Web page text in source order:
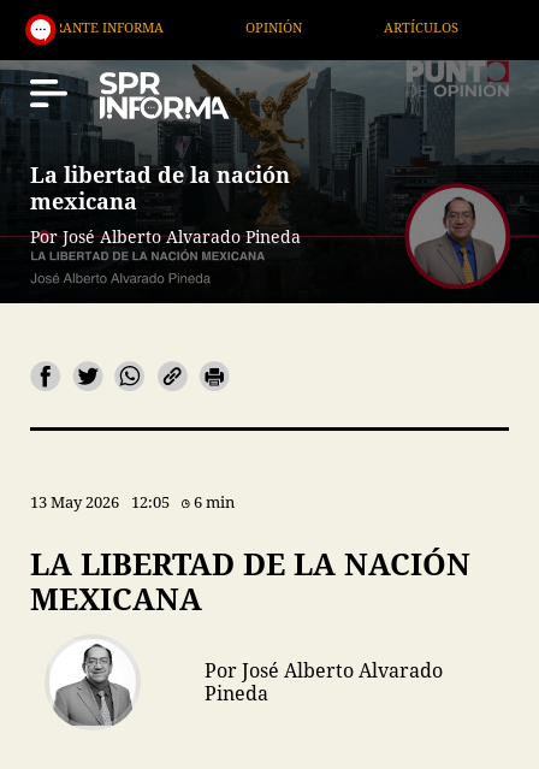
OPINIÓN ARTÍCULOS ARTE /
La libertad de la nación
mexicana
Por José Alberto Alvarado Pineda
13 May 2026 12:05 6 min
LA LIBERTAD DE LA NACIÓN
MEXICANA
Por José Alberto Alvarado
Pineda